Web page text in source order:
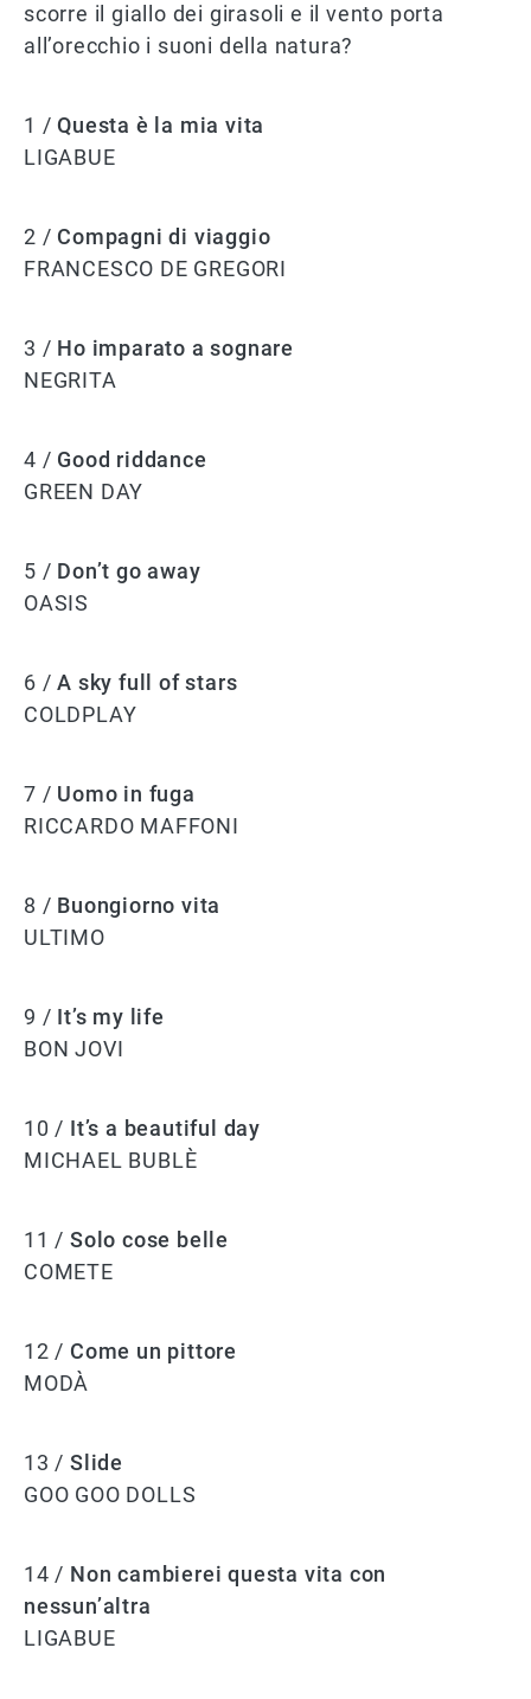
scorre il giallo dei girasoli e il vento porta
all’orecchio i suoni della natura?
1 /Questa è la mia vita
LIGABUE
2 / Compagni di viaggio
FRANCESCO DE GREGORI
3 / Ho imparato a sognare
NEGRITA
4 / Good riddance
GREEN DAY
5 / Don’t go away
OASIS
6 /A sky full of stars
COLDPLAY
7 / Uomo in fuga
RICCARDO MAFFONI
8 / Buongiorno vita
ULTIMO
9 / It’s my life
BON JOVI
10 / It’s a beautiful day
MICHAEL BUBLÈ
11 / Solo cose belle
COMETE
12 / Come un pittore
MODÀ
13 / Slide
GOO GOO DOLLS
14 / Non cambierei questa vita con
nessun’altra
LIGABUE